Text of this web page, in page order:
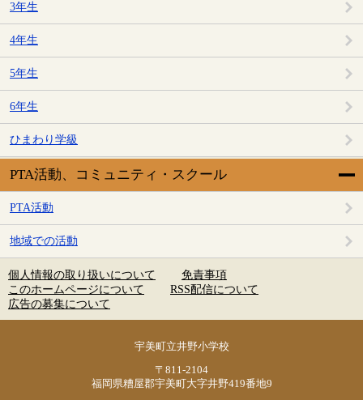
3年生
4年生
5年生
6年生
ひまわり学級
PTA活動、コミュニティ・スクール
PTA活動
地域での活動
個人情報の取り扱いについて
免責事項
このホームページについて
RSS配信について
広告の募集について
宇美町立井野小学校
〒811-2104
福岡県糟屋郡宇美町大字井野419番地9